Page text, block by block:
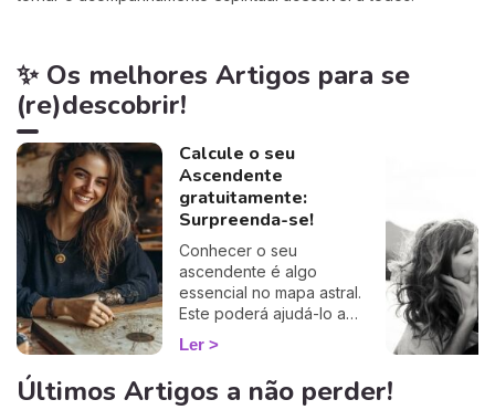
✨ Os melhores Artigos para se
(re)descobrir!
Calcule o seu
Ascendente
gratuitamente:
Surpreenda-se!
Conhecer o seu
ascendente é algo
essencial no mapa astral.
Este poderá ajudá-lo a
compreender o porquê de
alguns comportamentos e
que imagem transmite aos
outros… Calcule o seu
Ler
Últimos Artigos a não perder!